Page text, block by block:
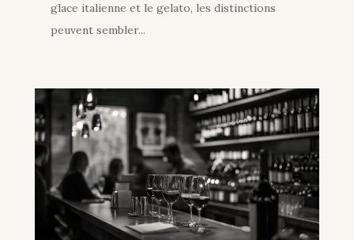
glace italienne et le gelato, les distinctions
peuvent sembler...